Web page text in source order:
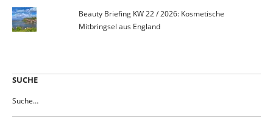
Beauty Briefing KW 22 / 2026: Kosmetische
Mitbringsel aus England
SUCHE